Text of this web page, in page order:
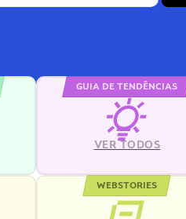
GUIA DE TENDÊNCIAS
VER TODOS
WEBSTORIES